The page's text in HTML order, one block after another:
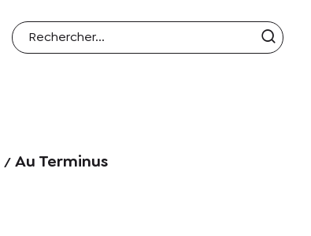
Au Terminus